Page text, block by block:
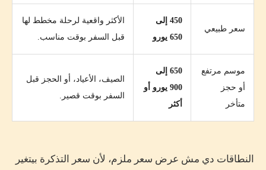
سعر طبيعي
450 إلى
650 يورو
الأكثر واقعية لرحلة مخطط لها
قبل السفر بوقت مناسب.
موسم مرتفع
أو حجز
متأخر
650 إلى
900 يورو أو
أكثر
الصيف، الأعياد، أو الحجز قبل
السفر بوقت قصير.
النطاقات دي مش عرض سعر ملزم، لأن سعر التذكرة بيتغير